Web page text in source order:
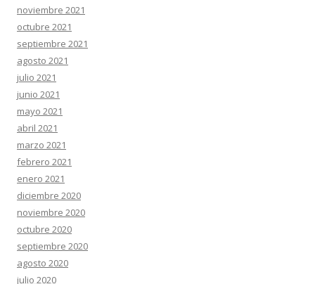
noviembre 2021
octubre 2021
septiembre 2021
agosto 2021
julio 2021
junio 2021
mayo 2021
abril 2021
marzo 2021
febrero 2021
enero 2021
diciembre 2020
noviembre 2020
octubre 2020
septiembre 2020
agosto 2020
julio 2020